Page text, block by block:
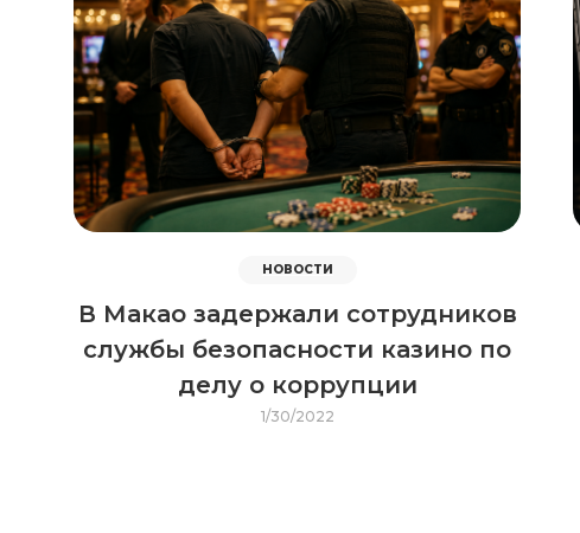
НОВОСТИ
В Макао задержали сотрудников
службы безопасности казино по
делу о коррупции
1/30/2022